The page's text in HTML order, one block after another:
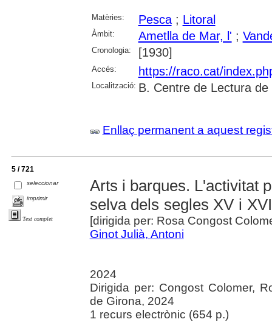
Matèries: Pesca; Litoral
Àmbit: Ametlla de Mar, l' ;
Cronologia: [1930]
Accés: https://raco.cat/
Localització: B. Centre de Lectura de
Enllaç permanent a aquest
5 / 721
seleccionar
imprimir
Text complet
Arts i barques. L'activitat
selva dels segles XV i XVI
[dirigida per: Rosa Congost
Ginot Julià, Antoni
2024
Dirigida per: Congost Colomer,
de Girona, 2024
1 recurs electrònic (654 p.)